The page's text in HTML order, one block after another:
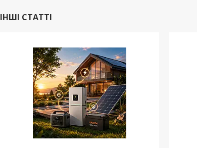
ІНШІ СТАТТІ